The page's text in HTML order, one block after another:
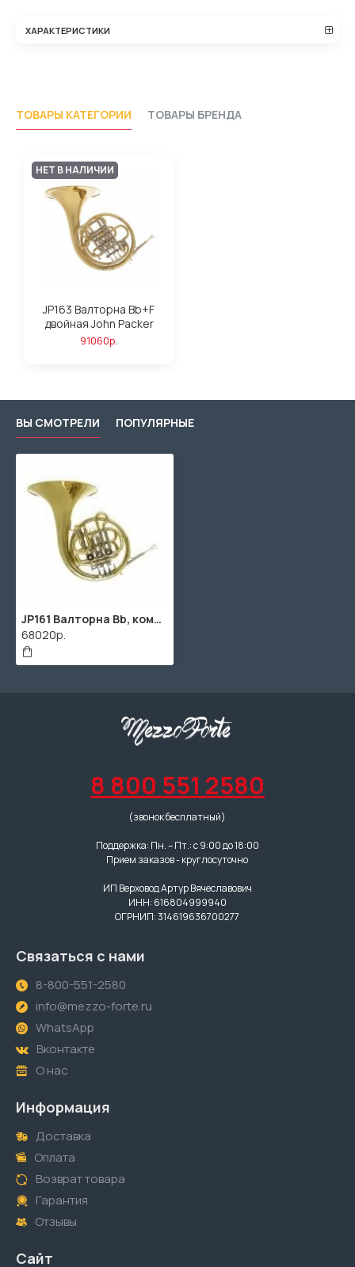
ХАРАКТЕРИСТИКИ
ТОВАРЫ КАТЕГОРИИ ТОВАРЫ БРЕНДА
НЕТ В НАЛИЧИИ
JP163 Валторна Bb+F
двойная John Packer
91060р.
ВЫ СМОТРЕЛИ ПОПУЛЯРНЫЕ
JP161 Валторна Bb, компактная, John Packer
68020р.
8 800 551 2580
(звонок бесплатный)
Поддержка: Пн. – Пт.: с 9:00 до 18:00
Прием заказов - круглосуточно
ИП Верховод Артур Вячеславович
ИНН: 616804999940
ОГРНИП: 314619636700277
Связаться с нами
8-800-551-2580
info@mezzo-forte.ru
WhatsApp
Вконтакте
О нас
Информация
Доставка
Оплата
Возврат товара
Гарантия
Отзывы
Сайт